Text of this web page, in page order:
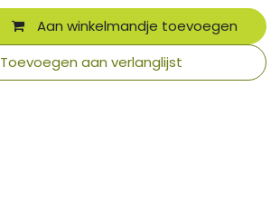
Aan winkelmandje toevoegen
Toevoegen aan verlanglijst